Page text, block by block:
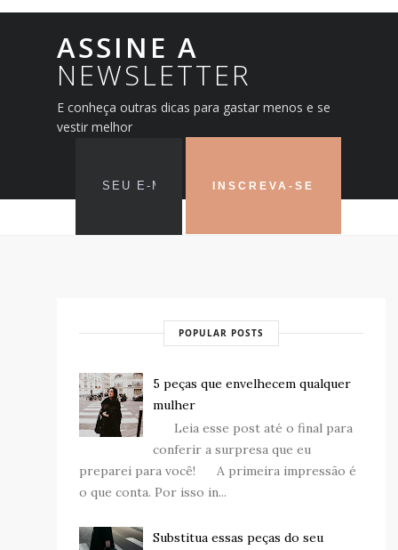
ASSINE A
NEWSLETTER
E conheça outras dicas para gastar menos e se
vestir melhor
POPULAR POSTS
5 peças que envelhecem qualquer
mulher
Leia esse post até o final para
conferir a surpresa que eu
preparei para você! A primeira impressão é
o que conta. Por isso in...
Substitua essas peças do seu